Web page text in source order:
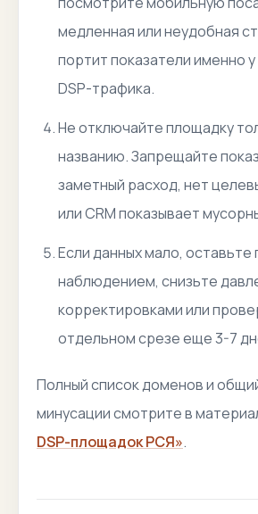
медленная или неудобная
портит показатели именно
DSP-трафика.
Не отключайте площадку
названию. Запрещайте
заметный расход, нет
или CRM показывает
Если данных мало,
наблюдением, снизьте
корректировками или
отдельном срезе еще 3-7
Полный список доменов и
минусации смотрите в
DSP-площадок РСЯ».